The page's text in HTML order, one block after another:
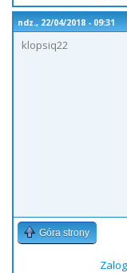
ndz., 22/04/2018 - 09:31
klopsiq22
Góra strony